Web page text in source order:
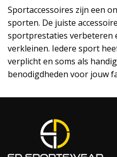
Sportaccessoires zijn een
sporten. De juiste
sportprestaties verbeteren
verkleinen. Iedere sport
verplicht en soms als
benodigdheden voor jouw